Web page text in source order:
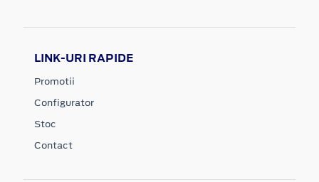
LINK-URI RAPIDE
Promotii
Configurator
Stoc
Contact